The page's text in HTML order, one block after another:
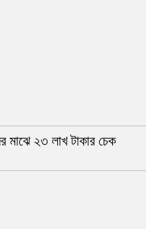
মাঝে ২৩ লাখ টাকার চেক